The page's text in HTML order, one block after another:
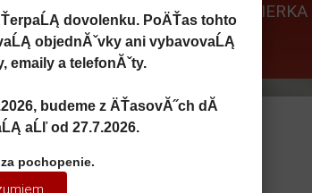
DOPLNKY ZĽAVY A AKCIE MIERKA
20161
dovolenku. PoÄŤas tohto
objednĂˇvky ani vybavovaĹĄ
emaily a telefonĂˇty.
, budeme z ÄŤasovĂ˝ch dĂ
aĹľ od 27.7.2026.
pochopenie.